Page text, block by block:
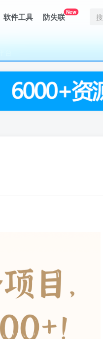
软件工具 防失联New
台
项目